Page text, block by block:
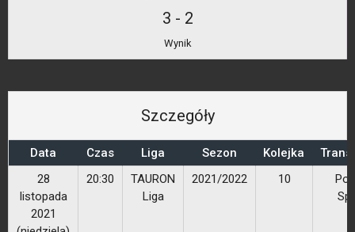
3 - 2
Wynik
Szczegóły
Data Czas Liga Sezon Kolejka
28
listopada
2021
20:30
TAURON
Liga
2021/2022 10